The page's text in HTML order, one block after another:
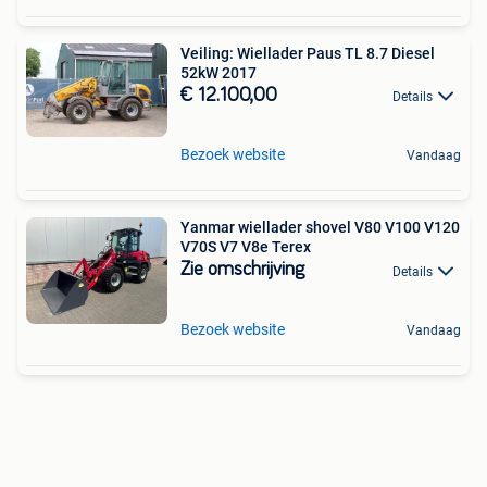
Veiling: Wiellader Paus TL 8.7 Diesel
52kW 2017
€ 12.100,00 Details
Bezoek website Vandaag
Yanmar wiellader shovel V80 V100 V120
V70S V7 V8e Terex
Zie omschrijving Details
Bezoek website Vandaag